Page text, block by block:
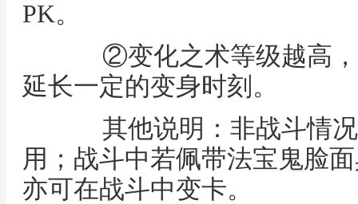
PK。
②变化之术等级越高，
延长一定的变身时刻。
其他说明：非战斗情况
用；战斗中若佩带法宝鬼脸
亦可在战斗中变卡。